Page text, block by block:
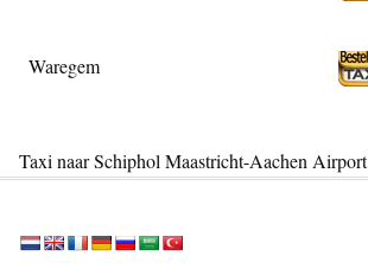
Waregem
Taxi naar Schiphol Maastricht-Aachen Airport